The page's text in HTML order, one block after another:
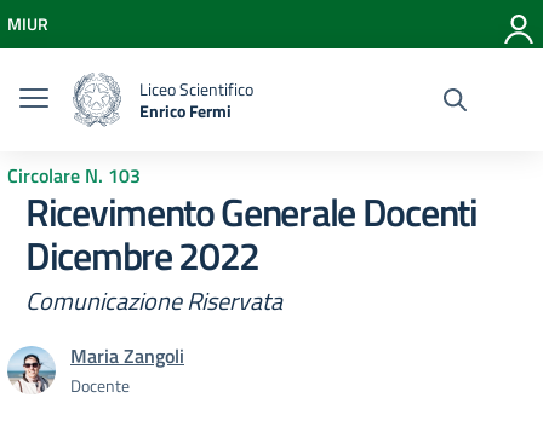
Vai al menu di navigazione
Vai al footer
MIUR
Liceo Scientifico
Enrico Fermi
Circolare N. 103
Ricevimento Generale Docenti
Dicembre 2022
Comunicazione Riservata
Maria Zangoli
Docente